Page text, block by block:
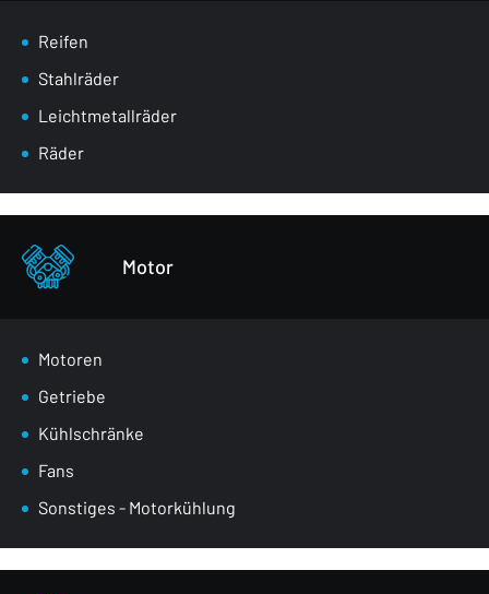
Spiegel
Masken
Radkästen
Vordere Gurte
Stoßstangen
Sonstiges - Körperteile
Reifen
Stahlräder
Leichtmetallräder
Räder
Motor
Motoren
Getriebe
Kühlschränke
Fans
Sonstiges - Motorkühlung